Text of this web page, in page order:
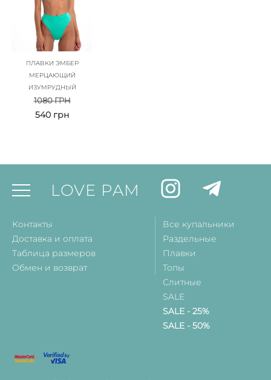
ПЛАВКИ ЭМБЕР
МЕРЦАЮЩИЙ
ИЗУМРУДНЫЙ
1080ГРН
540 грн
LOVE PAM
Контакты
Доставка и оплата
Таблица размеров
Обмен и возврат
Все купальники
Раздельные
Плавки
Топы
Слитные
SALE
SALE - 25%
SALE - 50%